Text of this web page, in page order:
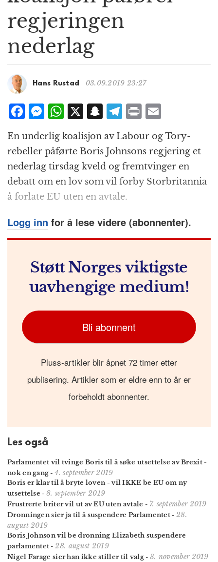
t
regjeringen
nederlag
Hans Rustad 03.09.2019 23:27
F
c
e
b
o
o
k
M
e
ss
e
n
g
e
r
W
h
at
s
A
p
p
X S
a
p
c
h
at
T
el
e
g
r
a
m
P
n
t
ai
l
En underlig koalisjon av Labour og Tory-
rebeller påførte Boris Johnsons regjering et
nederlag tirsdag kveld og fremtvinger en
debatt om en lov som vil forby Storbritannia
å forlate EU uten en avtale.
Logg inn for å lese videre (abonnenter).
Støtt Norges viktigste
uavhengige medium!
Bli abonnent
Pluss-artikler blir åpnet 72 timer etter
publisering. Artikler som er eldre enn to år er
forbeholdt abonnenter.
Les også
Parlamentet vil tvinge Boris til å søke utsettelse av Brexit -
nok en gang -4. september 2019
Boris er klar til å bryte loven - vil IKKE be EU om ny
utsettelse - 8. september 2019
Frustrerte briter vil ut av EU uten avtale - 7. september 2019
Dronningen sier ja til å suspendere Parlamentet -28.
august 2019
Boris Johnson vil be dronning Elizabeth suspendere
parlamentet -28. august 2019
Nigel Farage sier han ikke stiller til valg- 3. november 2019